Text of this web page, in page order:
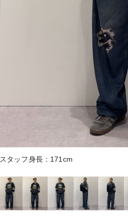
スタッフ身長：171cm